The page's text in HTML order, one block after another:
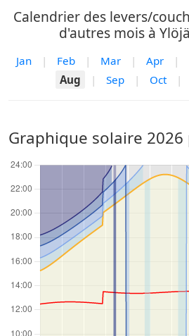
Calendrier des levers/
d'autres mois à
Jan | Feb | Mar | Apr |
Aug
| Sep | Oct |
Graphique solaire